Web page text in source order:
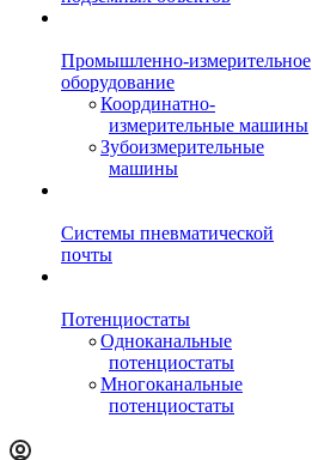
Промышленно-измерительное
оборудование
Координатно-
измерительные машины
Зубоизмерительные
машины
Системы пневматической
почты
Потенциостаты
Одноканальные
потенциостаты
Многоканальные
потенциостаты